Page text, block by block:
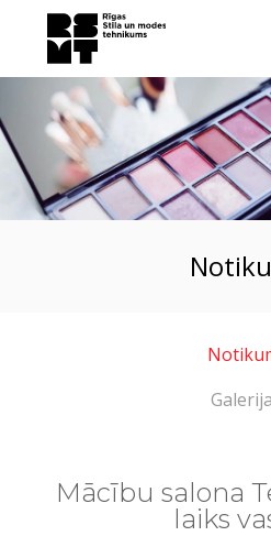
Mācību salona
laiks